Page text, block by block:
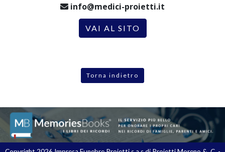
info@medici-proietti.it
VAI AL SITO
Torna indietro